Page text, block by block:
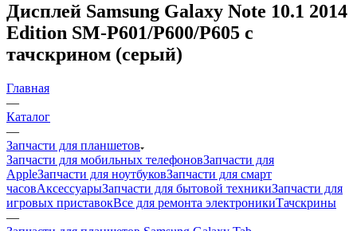
Главная
—
Каталог
Запчасти для мобильных телефонов
Apple
часовАксессуары
игровых приставок
—
Запчасти для планшетов Samsung Galaxy Tab
—
Дисплеи для планшетов Samsung Galaxy Tab
—Дисплей Samsung Galaxy Note 10.1 2014 Edition SM-
P601/P600/P605 с тачскрином (серый)